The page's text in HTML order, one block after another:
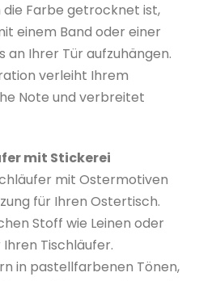
Farbe getrocknet ist,
einem Band oder einer
an Ihrer Tür aufzuhängen.
verleiht Ihrem
Note und verbreitet
mit Stickerei
mit Ostermotiven
für Ihren Ostertisch.
Stoff wie Leinen oder
Ihren Tischläufer.
in pastellfarbenen Tönen,